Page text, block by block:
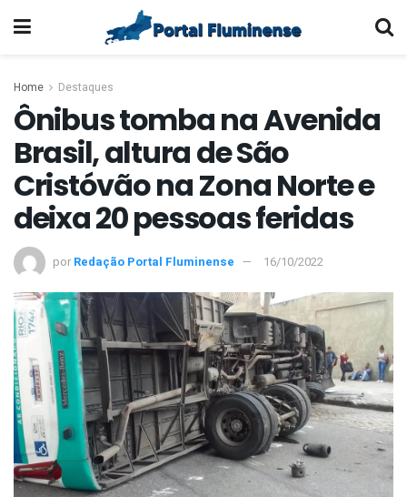
Home Destaques
Ônibus tomba na Avenida
Brasil, altura de São
Cristóvão na Zona Norte e
deixa 20 pessoas feridas
por Redação Portal Fluminense 16/10/2022